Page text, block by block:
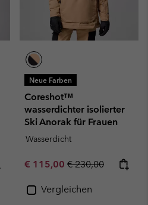
Neue Farben
Coreshot™
wasserdichter isolierter
Ski Anorak für Frauen
Wasserdicht
Sale price:
€ 115,00 Regular price:
€ 230,00
Vergleichen